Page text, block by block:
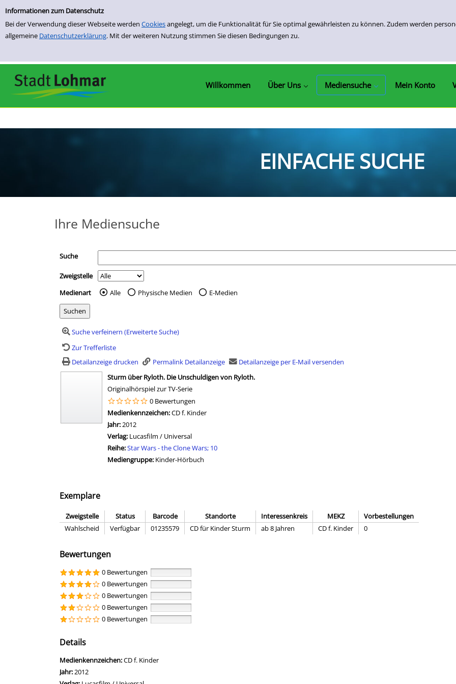
Einfache Suche
Informationen zum Datenschutz
Bei der Verwendung dieser Webseite werden Cookiesangelegt, um die Funktionalität für Sie optimal gewährleisten zu können. Zudem werden
allgemeine Datenschutzerklärung. Mit der weiteren Nutzung stimmen Sie diesen Bedingungen zu.
Zur Detailanzeige springen
Willkommen
Öffnungszeiten Und Kontakt
Ausleihfristen & Gebühren
Über Uns
Einfache Suche
Erweiterte Suche
Neuerwerbungen
Mediensuche
Mein Konto
EINFACHE SUCHE
Ihre Mediensuche
Suche
Zweigstelle
Medienart
Wählen Sie die Medienart nach der Sie suchen wollen.
Alle Physische Medien E-Medien
Suche verfeinern (Erweiterte Suche)
Zur Trefferliste
Detailanzeige drucken
Permalink Detailanzeige Detailanzeige per E-Mail versenden
wird in neuem Tab geöffnet
Sturm über Ryloth. Die Unschuldigen von Ryloth.
Originalhörspiel zur TV-Serie
0 Bewertungen
Suche nach diesem Verfasser
Medienkennzeichen:CD f. Kinder
Jahr:2012
Verlag: Lucasfilm / Universal
Reihe:Star Wars - the Clone Wars; 10
Mediengruppe: Kinder-Hörbuch
Exemplare
Zweigstelle Status Barcode Standorte Interessenkreis MEKZ
Vorbestellungen
Wahlscheid
Verfügbar 01235579 CD für Kinder Sturm ab 8 Jahren CD f. Kinder 0
Bewertungen
0 Bewertungen
0 Bewertungen
0 Bewertungen
0 Bewertungen
0 Bewertungen
Details
Suche nach diesem Verfasser
Medienkennzeichen:CD f. Kinder
Jahr:2012